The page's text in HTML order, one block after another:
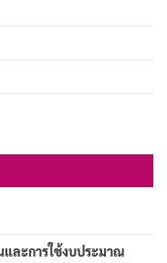
และการใช้งบประมาณ